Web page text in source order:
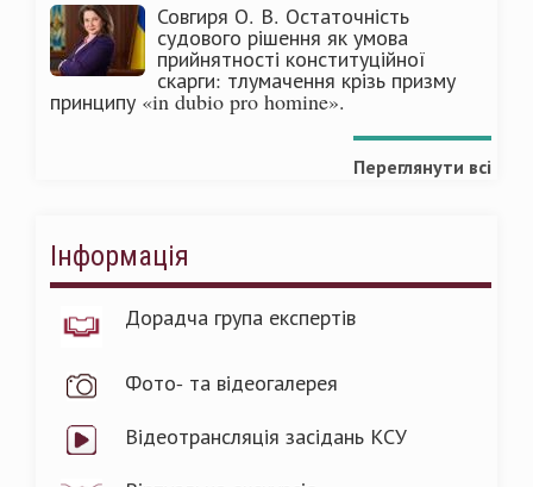
Совгиря О. В. Остаточність
судового рішення як умова
прийнятності конституційної
скарги: тлумачення крізь призму
принципу «in dubio pro homine».
Переглянути всі
Інформація
Дорадча група експертів
Фото- та відеогалерея
Відеотрансляція засідань КСУ